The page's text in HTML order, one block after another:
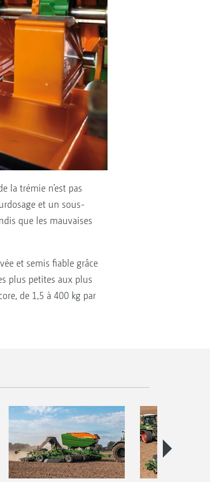
la trémie n’est pas
et un sous-
que les mauvaises
et semis fiable grâce
plus petites aux plus
de 1,5 à 400 kg par